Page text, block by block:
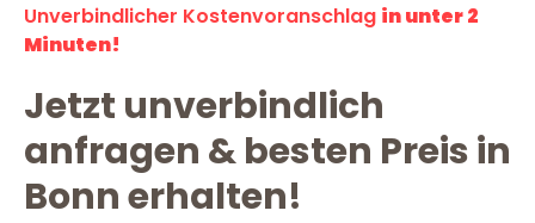
Unverbindlicher Kostenvoranschlag in unter 2
Minuten!
Jetzt unverbindlich
anfragen & besten Preis in
Bonn erhalten!